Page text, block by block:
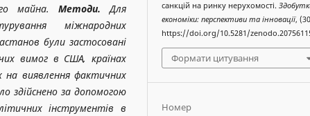
майна. Методи. Для
міжнародних
були застосовані
вимог в США, країнах
на виявлення фактичних
здійснено за допомогою
інструментів в
санкцій на ринку нерухомості.
економіки: перспективи та інновації,
https://doi.org/10.5281/
Формати цитування
Номер